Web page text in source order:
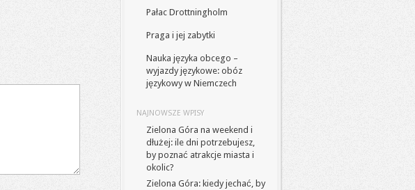
Pałac Drottningholm
Praga i jej zabytki
Nauka języka obcego –
wyjazdy językowe: obóz
językowy w Niemczech
NAJNOWSZE WPISY
Zielona Góra na weekend i
dłużej: ile dni potrzebujesz,
by poznać atrakcje miasta i
okolic?
Zielona Góra: kiedy jechać, by